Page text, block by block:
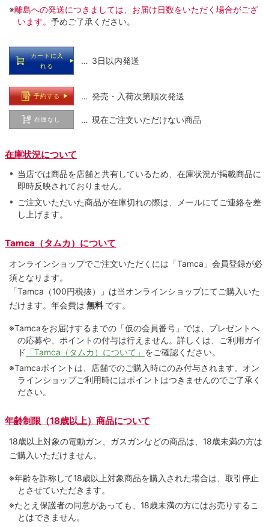
※離島への発送につきましては、お届け日数をいただく場合がござ
います。 予めご了承ください。
カートに入
れる
… 3日以内発送
予約する … 発売・入荷次第順次発送
在庫なし … 現在ご注文いただけない商品
在庫状況について
当店では商品を店舗と共有しているため、在庫状況が掲載商品に
即時反映されておりません。
ご注文いただいた商品が在庫切れの際は、メールにてご連絡を差
し上げます。
Tamca（タムカ）について
オンラインショップでご注⽂いただくには「Tamca」会員登録が必
須となります。
「Tamca （100円税抜）
」は当オンラインショップにてご購⼊いた
だけます。 年会費は 無料 です。
※Tamcaをお届けするまでの「仮の会員番号」では、プレゼントへ
の応募や、ポイントの付与は⾏えません。詳しくは、ご利⽤ガイ
ド 「Tamca（タムカ）について」 をご確認ください。
※Tamcaポイントは、店舗でのご購⼊時にのみ付与されます。オン
ラインショップご利用時にはポイントはつきませんのでご了承く
ださい。
年齢制限（18歳以上）商品について
18歳以上対象の電動ガン、ガスガンなどの商品は、18歳未満の方は
ご購入いただけません。
※年齢を詐称して18歳以上対象商品を購入された場合は、取引停止
とさせていただきます。
※たとえ保護者の同意があっても、18歳未満の方にはお売りするこ
とはできません。